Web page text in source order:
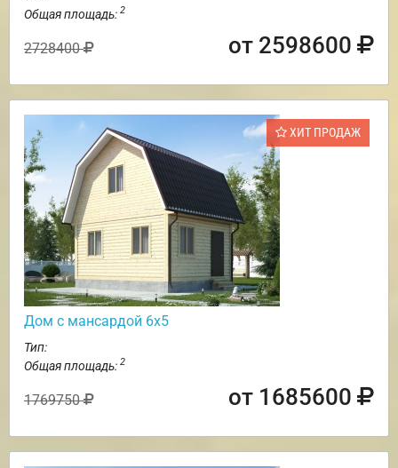
Общая площадь: 2
2728400 от 2598600
ХИТ ПРОДАЖ
Дом с мансардой 6х5
Тип:
Общая площадь: 2
1769750 от 1685600